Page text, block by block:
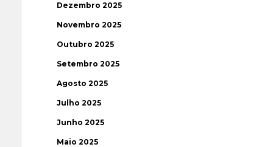
Dezembro 2025
Novembro 2025
Outubro 2025
Setembro 2025
Agosto 2025
Julho 2025
Junho 2025
Maio 2025